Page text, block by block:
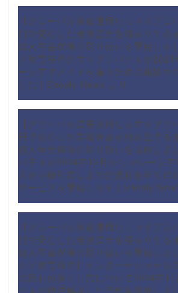
【グローバル資産運用ならマイプ
円で安心した老後資金を積み立てる
個人年金保険の取り扱いを開始しま
ア教育移住のマイプロパティが2024
ーシアでメイドを雇うための相談サ
した | Shoply News より
【グローバル資産運用ならマイプ
円で安心した老後資金を積み立てる
個人年金保険の取り扱いを開始しま
パティが2024年12月からマレーシア
入から鍵引渡しまでの流れを全てに
サービスを開始します | Shoply
【グローバル資産運用ならマイプ
円で安心した老後資金を積み立てる
個人年金保険の取り扱いを開始しま
シア教育移住】インターナショナル
の思わぬ落とし穴について2024年
ティが徹底解説した資料を作成しま